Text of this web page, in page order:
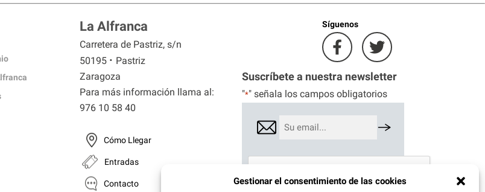
Gestionar el consentimiento de las cookies
La Alfranca
Carretera de Pastriz, s/n
50195 · Pastriz
Zaragoza
Para más información llama al:
976 10 58 40
Cómo Llegar
Entradas
Contacto
Síguenos
Suscríbete a nuestra newsletter
"*" señala los campos obligatorios
Email
CAPTCHA